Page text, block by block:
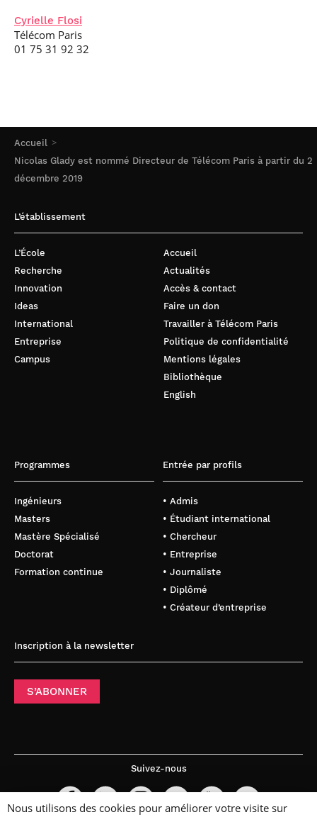
Accueil
Nicolas Glady est nommé Directeur de Télécom Paris à partir du 2
décembre 2019
Cyrielle Flosi
Télécom Paris
01 75 31 92 32
L’établissement
L’École
Recherche
Innovation
Ideas
International
Entreprise
Campus
Accueil
Actualités
Accès & contact
Faire un don
Travailler à Télécom Paris
Politique de confidentialité
Mentions légales
Bibliothèque
English
Programmes
Ingénieurs
Masters
Mastère Spécialisé
Doctorat
Formation continue
Entrée par profils
• Admis
• Étudiant international
• Chercheur
• Entreprise
• Journaliste
• Diplômé
• Créateur d’entreprise
Inscription à la newsletter
S’ABONNER
Suivez-nous
Nous utilisons des cookies pour améliorer votre visite sur